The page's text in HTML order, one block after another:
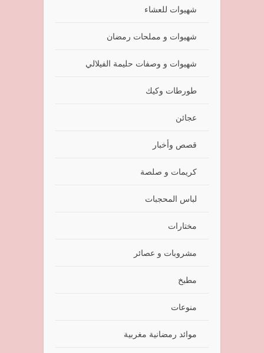
شهيوات للعشاء
شهيوات و مملحات رمضان
شهيوات و وصفات حليمة الفيلالي
طورطات وكيك
عجائن
قصص وأخبار
كريمات و صلصة
لباس المحجبات
مختارات
مشروبات و عصائر
مطبخ
منوعات
موائد رمضانية مغربية